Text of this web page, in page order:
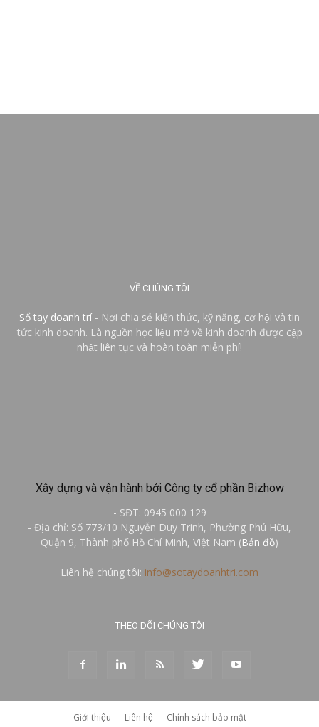
VỀ CHÚNG TÔI
Sổ tay doanh trí - Nơi chia sẻ kiến thức, kỹ năng, cơ hội và tin
tức kinh doanh. Là nguồn học liệu mở về kinh doanh được cập
nhật liên tục và hoàn toàn miễn phí!
Xây dựng và vận hành bởi Công ty cổ phần Bizhow
- SĐT: 0945 000 129
- Địa chỉ: Số 773/10 Nguyễn Duy Trinh, Phường Phú Hữu,
Quận 9, Thành phố Hồ Chí Minh, Việt Nam (Bản đồ)
Liên hệ chúng tôi: info@sotaydoanhtri.com
THEO DÕI CHÚNG TÔI
Giới thiệu Liên hệ Chính sách bảo mật